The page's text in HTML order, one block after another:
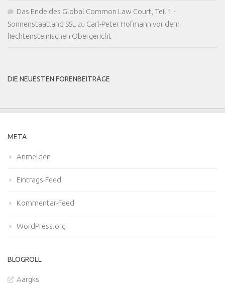
Das Ende des Global Common Law Court, Teil 1 -
Sonnenstaatland SSL zu Carl-Peter Hofmann vor dem
liechtensteinischen Obergericht
DIE NEUESTEN FORENBEITRÄGE
META
Anmelden
Eintrags-Feed
Kommentar-Feed
WordPress.org
BLOGROLL
Aargks